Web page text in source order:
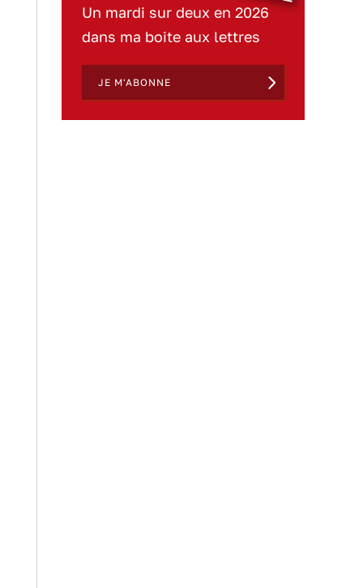
Un mardi sur deux en 2026
dans ma boite aux lettres
JE M'ABONNE